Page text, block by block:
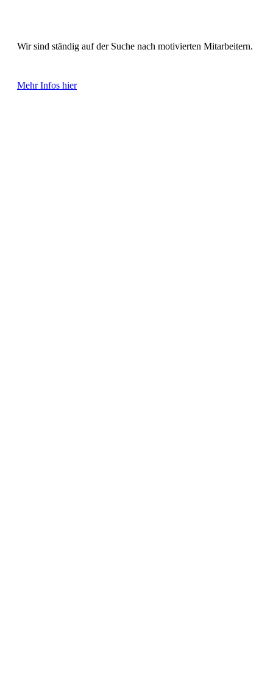
Wir sind ständig auf der Suche nach motivierten Mitarbeitern.
Mehr Infos hier